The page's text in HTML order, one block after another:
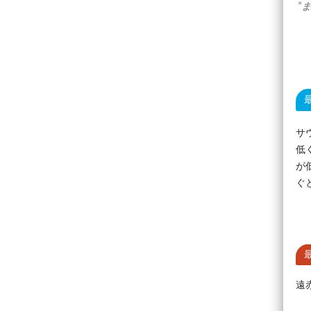
”
サ
低
が
ぐ
遠